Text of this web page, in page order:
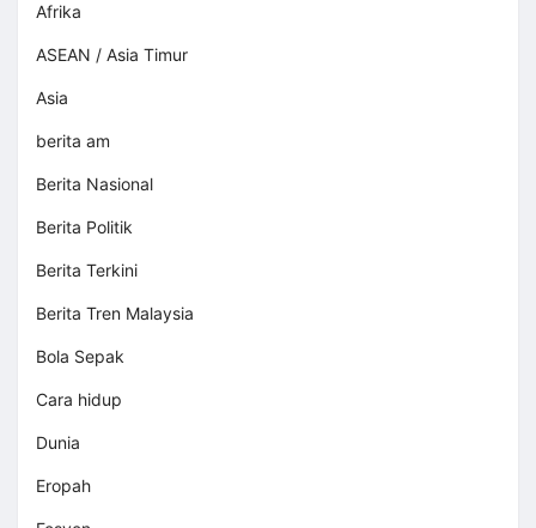
Afrika
ASEAN / Asia Timur
Asia
berita am
Berita Nasional
Berita Politik
Berita Terkini
Berita Tren Malaysia
Bola Sepak
Cara hidup
Dunia
Eropah